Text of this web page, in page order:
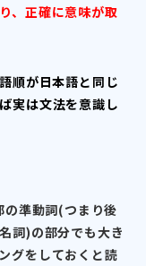
、正確に意味が取
順が日本語と同じ
実は文法を意識し
準動詞(つまり後
詞)の部分でも大き
グをしておくと読